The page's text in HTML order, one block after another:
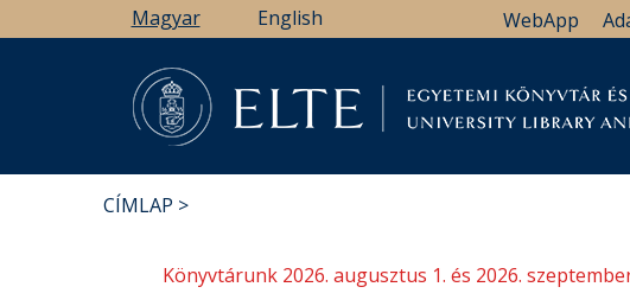
a
Magyar English WebApp
CÍMLAP
Könyvtárunk 2026. augusztus 1. és 2026.